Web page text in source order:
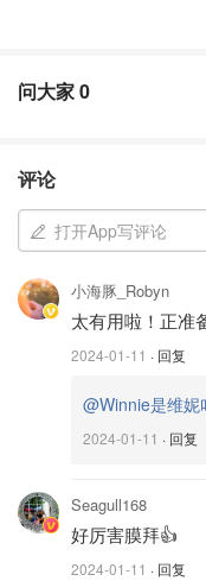
学者来说，有单板和
🌟单板 vs. 双板🌟
🏂单板：单板是一块
困难，后期花样玩法比
🌟适合人群🌟：年轻
问大家0
评论
打开App写评论
小海豚_Robyn
太有用啦！正准
2024-01-11 · 回复
@Winnie是维妮
2024-01-11 · 回复
Seagull168
好厉害膜拜👍
2024-01-11 · 回复